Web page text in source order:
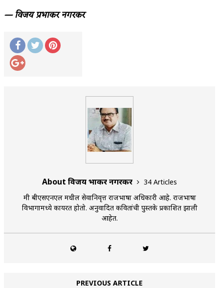
— विजय प्रभाकर नगरकर
About विजय प्रभाकर नगरकर
34 Articles
मी बीएसएनएल मधील सेवानिवृत्त राजभाषा अधिकारी आहे. राजभाषा
विभागामध्ये कार्यरत होतो. अनुवादित कवितांची पुस्तके प्रकाशित झाली
आहेत.
PREVIOUS ARTICLE